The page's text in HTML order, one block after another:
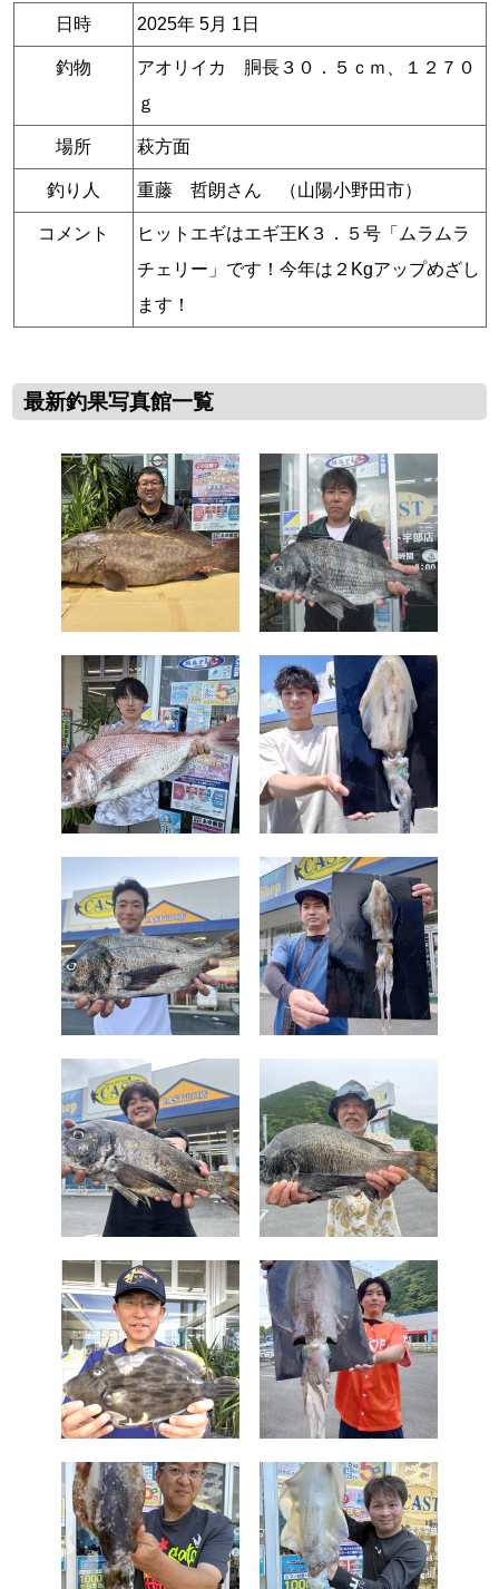
日時 2025年 5月 1日
釣物
アオリイカ 胴長３０．５ｃｍ、１２７０
ｇ
場所 萩方面
釣り人 重藤 哲朗さん （山陽小野田市）
コメント
ヒットエギはエギ王K３．５号「ムラムラ
チェリー」です！今年は２Kgアップめざし
ます！
最新釣果写真館一覧